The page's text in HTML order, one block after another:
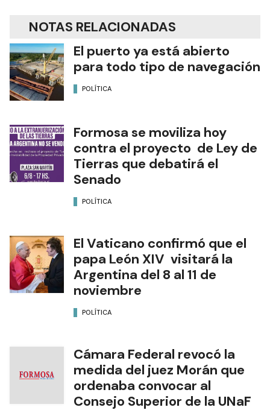
NOTAS RELACIONADAS
El puerto ya está abierto
para todo tipo de navegación
POLÍTICA
Formosa se moviliza hoy
contra el proyecto de Ley de
Tierras que debatirá el
Senado
POLÍTICA
El Vaticano confirmó que el
papa León XIV visitará la
Argentina del 8 al 11 de
noviembre
POLÍTICA
Cámara Federal revocó la
medida del juez Morán que
ordenaba convocar al
Consejo Superior de la UNaF